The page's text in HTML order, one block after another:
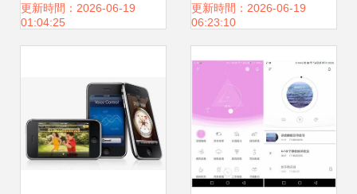
裝軟件必須可卸載
更新時間：2026-06-19
01:04:25
記本市場展望——
通信技術的融合變
更新時間：2026-06-19
06:23:10